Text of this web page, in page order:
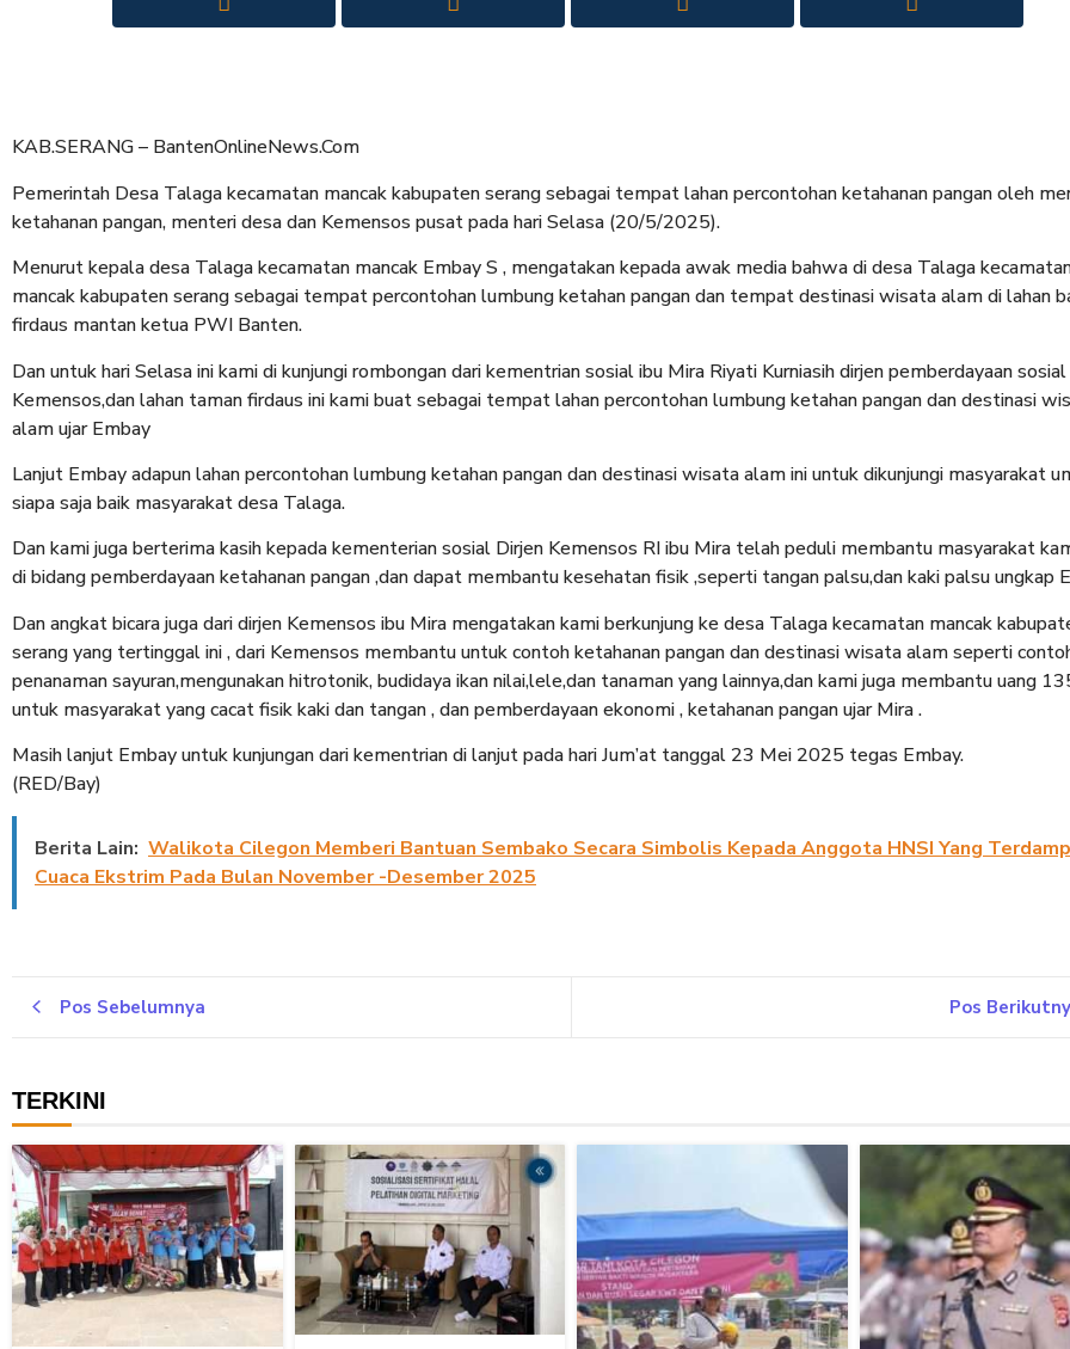
KAB.SERANG – BantenOnlineNews.Com
Pemerintah Desa Talaga kecamatan mancak kabupaten serang sebagai tempat lahan percontohan ketahanan pangan oleh
ketahanan pangan, menteri desa dan Kemensos pusat pada hari Selasa (20/5/2025).
Menurut kepala desa Talaga kecamatan mancak Embay S , mengatakan kepada awak media bahwa di desa Talaga
mancak kabupaten serang sebagai tempat percontohan lumbung ketahan pangan dan tempat destinasi wisata alam di lahan
firdaus mantan ketua PWI Banten.
Dan untuk hari Selasa ini kami di kunjungi rombongan dari kementrian sosial ibu Mira Riyati Kurniasih dirjen pemberdayaan sosial
Kemensos,dan lahan taman firdaus ini kami buat sebagai tempat lahan percontohan lumbung ketahan pangan dan destinasi
alam ujar Embay
Lanjut Embay adapun lahan percontohan lumbung ketahan pangan dan destinasi wisata alam ini untuk dikunjungi masyarakat
siapa saja baik masyarakat desa Talaga.
Dan kami juga berterima kasih kepada kementerian sosial Dirjen Kemensos RI ibu Mira telah peduli membantu masyarakat
di bidang pemberdayaan ketahanan pangan ,dan dapat membantu kesehatan fisik ,seperti tangan palsu,dan kaki palsu ungkap
Dan angkat bicara juga dari dirjen Kemensos ibu Mira mengatakan kami berkunjung ke desa Talaga kecamatan mancak
serang yang tertinggal ini , dari Kemensos membantu untuk contoh ketahanan pangan dan destinasi wisata alam seperti
penanaman sayuran,mengunakan hitrotonik, budidaya ikan nilai,lele,dan tanaman yang lainnya,dan kami juga membantu uang
untuk masyarakat yang cacat fisik kaki dan tangan , dan pemberdayaan ekonomi , ketahanan pangan ujar Mira .
Masih lanjut Embay untuk kunjungan dari kementrian di lanjut pada hari Jum’at tanggal 23 Mei 2025 tegas Embay.
(RED/Bay)
Berita Lain: Walikota Cilegon Memberi Bantuan Sembako Secara Simbolis Kepada Anggota HNSI Yang
Cuaca Ekstrim Pada Bulan November -Desember 2025
Pos Sebelumnya Pos
TERKINI